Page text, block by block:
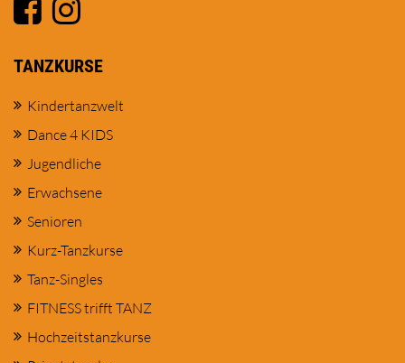
TANZKURSE
Kindertanzwelt
Dance 4 KIDS
Jugendliche
Erwachsene
Senioren
Kurz-Tanzkurse
Tanz-Singles
FITNESS trifft TANZ
Hochzeitstanzkurse